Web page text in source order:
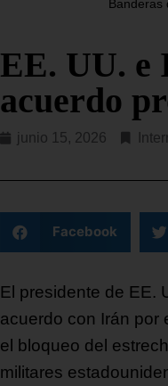
Trump, ha explicado
conversaciones con Irán,
SEGUIR LEYENDO...
Banderas
EE. UU. e
acuerdo
junio 15, 2026
Facebook
El presidente de EE.
acuerdo con Irán por
el bloqueo del
militares